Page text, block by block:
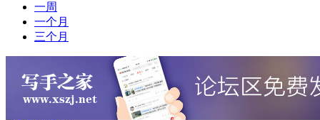
一周
一个月
三个月